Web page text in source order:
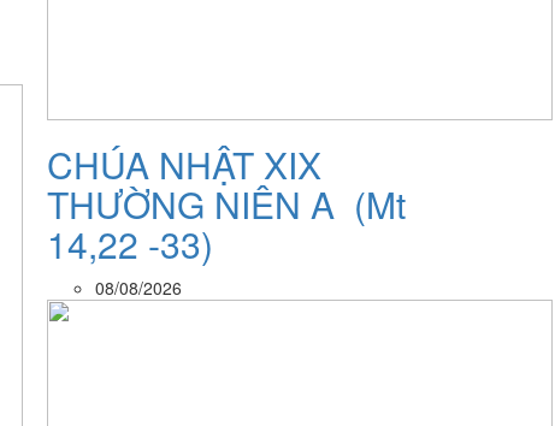
CHÚA NHẬT XIX
THƯỜNG NIÊN A (Mt
14,22 -33)
08/08/2026